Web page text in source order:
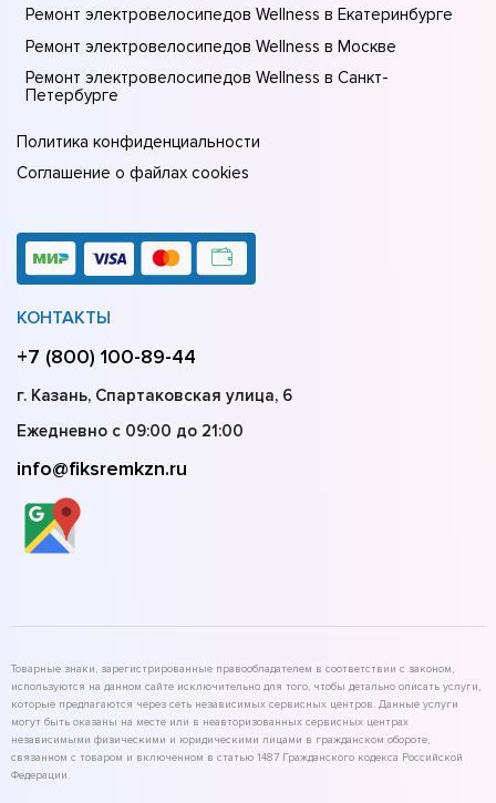
Ремонт электровелосипедов Wellness в Екатеринбурге
Ремонт электровелосипедов Wellness в Москве
Ремонт электровелосипедов Wellness в Санкт-
Петербурге
Политика конфиденциальности
Соглашение о файлах cookies
КОНТАКТЫ
+7 (800) 100-89-44
г. Казань, Спартаковская улица, 6
Ежедневно с 09:00 до 21:00
info@fiksremkzn.ru
Товарные знаки, зарегистрированные правообладателем в соответствии с законом,
используются на данном сайте исключительно для того, чтобы детально описать услуги,
которые предлагаются через сеть независимых сервисных центров. Данные услуги
могут быть оказаны на месте или в неавторизованных сервисных центрах
независимыми физическими и юридическими лицами в гражданском обороте,
связанном с товаром и включенном в статью 1487 Гражданского кодекса Российской
Федерации.